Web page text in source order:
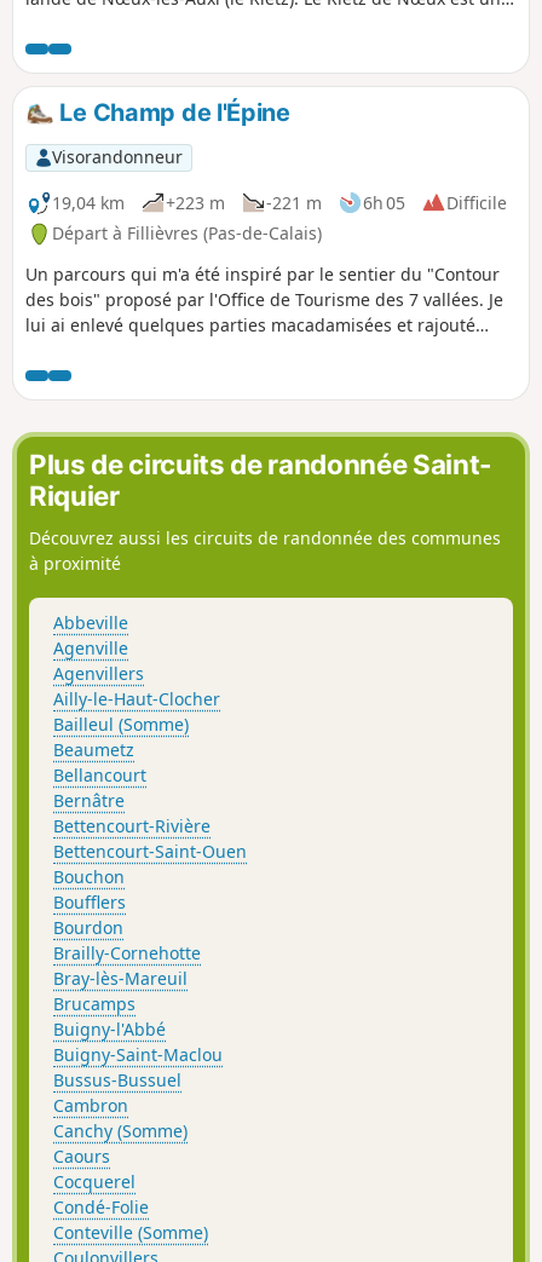
printemps de très belles orchidées. Bien sûr, ne pas
cueillir ! Ce circuit reprend une très grande partie du
"Sentier de l'Étoile" dont on trouve quelques tracés, mais
pas de descriptif. En outre son balisage est minimaliste
(peut-être même disparu en mai 2025). Les barrières sont
près du grillage à droite Avant de vous attaquer à ce
parcours, je vous conseille de visionner les 2 vidéos dont on
trouve les liens dans le commentaire de Denis.
Le Champ de l'Épine
Visorandonneur
19,04 km
+223 m -221 m 6h 05
Difficile
Départ à Fillièvres (Pas-de-Calais)
Un parcours qui m'a été inspiré par le sentier du "Contour
des bois" proposé par l'Office de Tourisme des 7 vallées. Je
lui ai enlevé quelques parties macadamisées et rajouté
nature.
Plus de circuits de randonnée Saint-
Riquier
Découvrez aussi les circuits de randonnée des communes
à proximité
Abbeville
Agenville
Agenvillers
Ailly-le-Haut-Clocher
Bailleul (Somme)
Beaumetz
Bellancourt
Bernâtre
Bettencourt-Rivière
Bettencourt-Saint-Ouen
Bouchon
Boufflers
Bourdon
Brailly-Cornehotte
Bray-lès-Mareuil
Brucamps
Buigny-l'Abbé
Buigny-Saint-Maclou
Bussus-Bussuel
Cambron
Canchy (Somme)
Caours
Cocquerel
Condé-Folie
Conteville (Somme)
Coulonvillers